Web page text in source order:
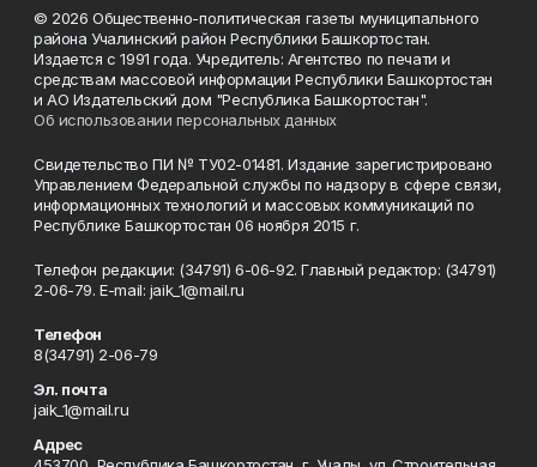
© 2026 Общественно-политическая газеты муниципального
района Учалинский район Республики Башкортостан.
Издается с 1991 года. Учредитель: Агентство по печати и
средствам массовой информации Республики Башкортостан
и АО Издательский дом "Республика Башкортостан".
Об использовании персональных данных
Свидетельство ПИ № ТУ02-01481. Издание зарегистрировано
Управлением Федеральной службы по надзору в сфере связи,
информационных технологий и массовых коммуникаций по
Республике Башкортостан 06 ноября 2015 г.
Телефон редакции: (34791) 6-06-92. Главный редактор: (34791)
2-06-79. Е-mаil: jaik_1@mail.ru
Телефон
8(34791) 2-06-79
Эл. почта
jaik_1@mail.ru
Адрес